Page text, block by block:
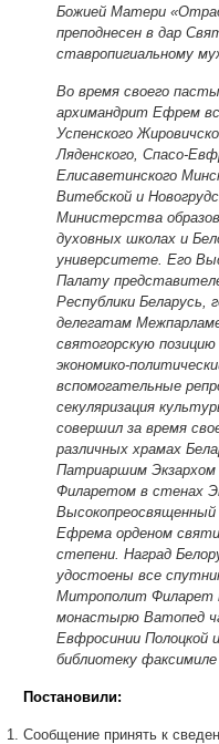
Божией Матери
преподнесен в дар
ставропигиальному
Во время своего
архимандрит Ефрем
Успенского
Ляденского, Спасо-
Елисаветинского
Витебской и
Министерства
духовных школах и
университете. Его
Палату
Республики Беларусь,
делегатам
святогорскую
экономико-
вспомогательные
секуляризация
совершил за время
различных храмах
Патриаршим
Филаретом в стенах
Ефрема орденом
степени. Наград
удостоены все
Митрополит Филарет
монастырю Ватопед
Евфросинии Полоцкой
библиотеку факсимиле
Постановили:
Сообщение принять к